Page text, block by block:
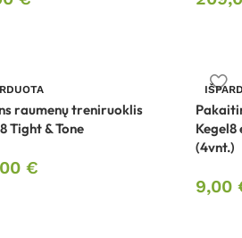
raumenų treniruoklis
Tight & Tone
€
(4vnt.)
9,00